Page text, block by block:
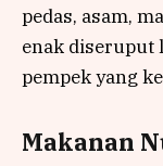
pedas, asam,
enak diseruput
pempek yang
Makanan